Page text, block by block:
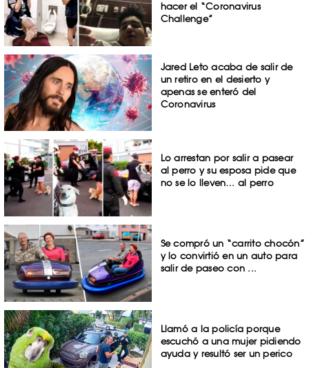
hacer el “Coronavirus
Challenge”
Jared Leto acaba de salir de
un retiro en el desierto y
apenas se enteró del
Coronavirus
Lo arrestan por salir a pasear
al perro y su esposa pide que
no se lo lleven… al perro
Se compró un “carrito chocón”
y lo convirtió en un auto para
salir de paseo con ...
Llamó a la policía porque
escuchó a una mujer pidiendo
ayuda y resultó ser un perico